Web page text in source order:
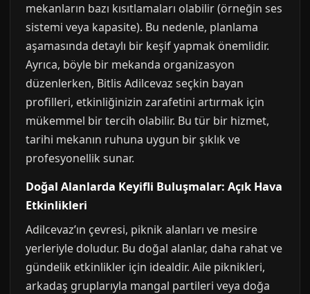
mekanların bazı kısıtlamaları olabilir (örneğin ses
sistemi veya kapasite). Bu nedenle, planlama
aşamasında detaylı bir keşif yapmak önemlidir.
Ayrıca, böyle bir mekanda organizasyon
düzenlerken, Bitlis Adilcevaz seçkin bayan
profilleri, etkinliğinizin zarafetini artırmak için
mükemmel bir tercih olabilir. Bu tür bir hizmet,
tarihi mekanın ruhuna uygun bir şıklık ve
profesyonellik sunar.
Doğal Alanlarda Keyifli Buluşmalar: Açık Hava
Etkinlikleri
Adilcevaz’ın çevresi, piknik alanları ve mesire
yerleriyle doludur. Bu doğal alanlar, daha rahat ve
gündelik etkinlikler için idealdir. Aile piknikleri,
arkadaş gruplarıyla mangal partileri veya doğa